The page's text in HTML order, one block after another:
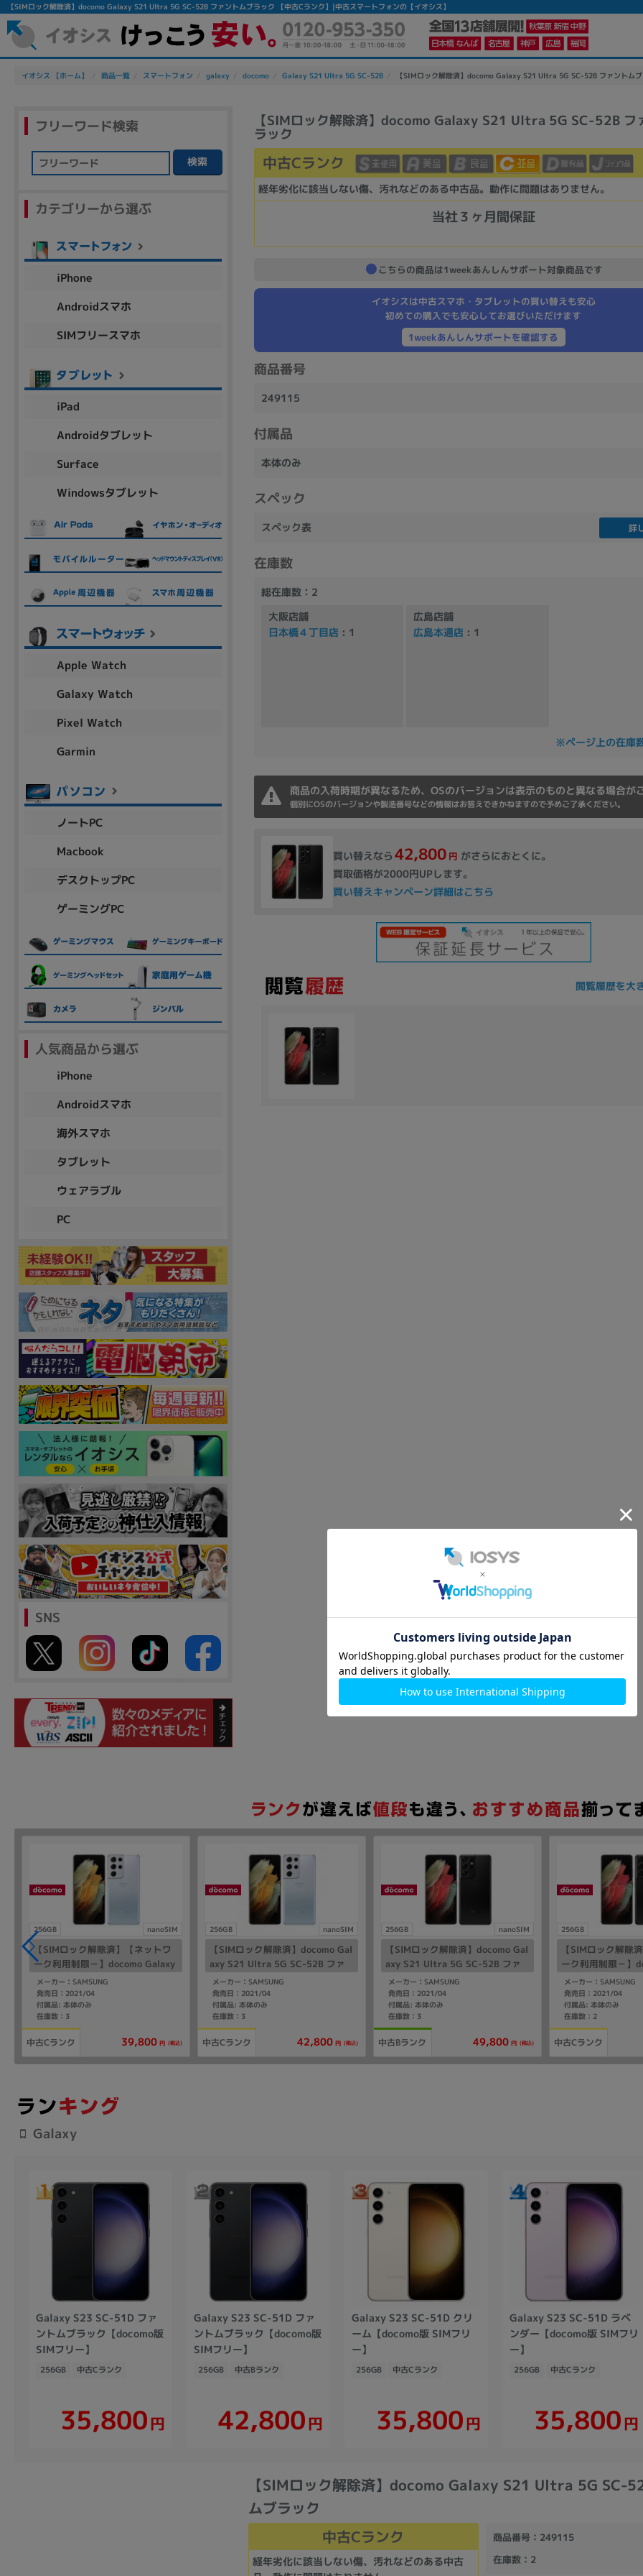
【SIMロック解除済】docomo Galaxy S21 Ultra 5G SC-52B ファントムブラック 【中古Cランク】|中古スマートフォンの【イオシス】
イオシス 【ホーム】 商品一覧 スマートフォン galaxy docomo Galaxy S21 Ultra 5G SC-52B 【SIMロック解除済】docomo Galaxy S21 Ultra 5G SC-52B ファントム
【SIMロック解除済】docomo Galaxy S21 Ultra 5G SC-52B フ
ラック
中古Cランク
経年劣化に該当しない傷、汚れなどのある中古品。動作に問題はありません。
当社３ヶ月間保証
こちらの商品は1weekあんしんサポート対象商品です
イオシスは中古スマホ・タブレットの買い替えも安心
初めての購入でも安心してお選びいただけます
1weekあんしんサポートを確認する
商品番号
249115
付属品
本体のみ
スペック
スペック表 詳
在庫数
総在庫数：2
大阪店舗
日本橋４丁目店 : 1
広島店舗
広島本通店 : 1
※ページ上の在庫
商品の入荷時期が異なるため、OSのバージョンは表示のものと異なる場合が
個別にOSのバージョンや製造番号などの情報はお答えできかねますので予めご了承ください。
買い替えなら 42,800 円 がさらにおとくに。
買取価格が2000円UPします。
買い替えキャンペーン詳細はこちら
閲覧履歴を大
フリーワード検索
検索
カテゴリーから選ぶ
iPhone
Androidスマホ
SIMフリースマホ
iPad
Androidタブレット
Surface
Windowsタブレット
Apple Watch
Galaxy Watch
Pixel Watch
Garmin
ノートPC
Macbook
デスクトップPC
ゲーミングPC
人気商品から選ぶ
iPhone
Androidスマホ
海外スマホ
タブレット
ウェアラブル
PC
SNS
256GB nanoSIM
【SIMロック解除済】【ネットワ
ーク利用制限－】docomo Galaxy
S21 Ultra 5G SC-52B ファント
ムシルバー
メーカー：SAMSUNG
発売日：2021/04
付属品: 本体のみ
在庫数：3
中古Cランク 39,800 円 (税込)
256GB nanoSIM
【SIMロック解除済】docomo Gal
axy S21 Ultra 5G SC-52B ファ
ントムシルバー
メーカー：SAMSUNG
発売日：2021/04
付属品: 本体のみ
在庫数：3
中古Cランク 42,800 円 (税込)
256GB nanoSIM
【SIMロック解除済】docomo Gal
axy S21 Ultra 5G SC-52B ファ
ントムブラック
メーカー：SAMSUNG
発売日：2021/04
付属品: 本体のみ
在庫数：3
中古Bランク 49,800 円 (税込)
256GB
【SIMロック解除
ーク利用制限－】
S21 Ultra 5G SC-
ムブラック
メーカー：SAMSUNG
発売日：2021/04
付属品: 本体のみ
在庫数：2
中古Cランク
Galaxy
Galaxy S23 SC-51D ファ
ントムブラック【docomo版
SIMフリー】
256GB 中古Cランク
35,800円
Galaxy S23 SC-51D ファ
ントムブラック【docomo版
SIMフリー】
256GB 中古Bランク
42,800円
Galaxy S23 SC-51D クリ
ーム【docomo版 SIMフリ
ー】
256GB 中古Cランク
35,800円
Galaxy S23 SC-51D ラベ
ンダー【docomo版 SIMフリ
ー】
256GB 中古Cランク
35,800円
【SIMロック解除済】docomo Galaxy S21 Ultra 5G SC-
ムブラック
中古Cランク
経年劣化に該当しない傷、汚れなどのある中古
商品番号：249115
在庫数：2
除外ワード
人気の検索ワード：Let's note EliteBook
カテゴリー
ノートPC デスクPC
商品シリーズ名・ブランド名の絞り込み。
aspire Inspiron
メーカー
製造、販売メーカーの絞り込み
商品の搭載機能による絞り込み
Webカメラ内蔵
ランク
商品状態の絞り込み
新品/未使用 中古 新品 Aランク Bランク Apple M1
容量
~
モニタサイズ
円 ～
発売日
年
各項目のチェックボックスは「or検索」となります。